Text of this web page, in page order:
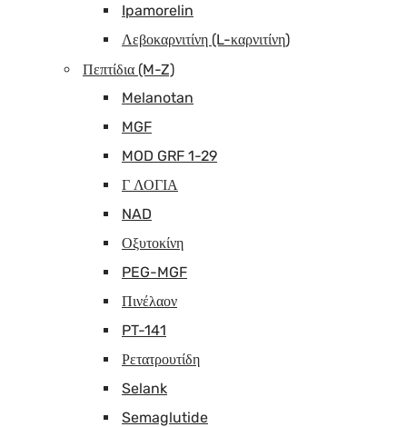
Ipamorelin
Λεβοκαρνιτίνη (L-καρνιτίνη)
Πεπτίδια (M-Z)
Melanotan
MGF
MOD GRF 1-29
Γ ΛΟΓΙΑ
NAD
Οξυτοκίνη
PEG-MGF
Πινέλαον
PT-141
Ρετατρουτίδη
Selank
Semaglutide